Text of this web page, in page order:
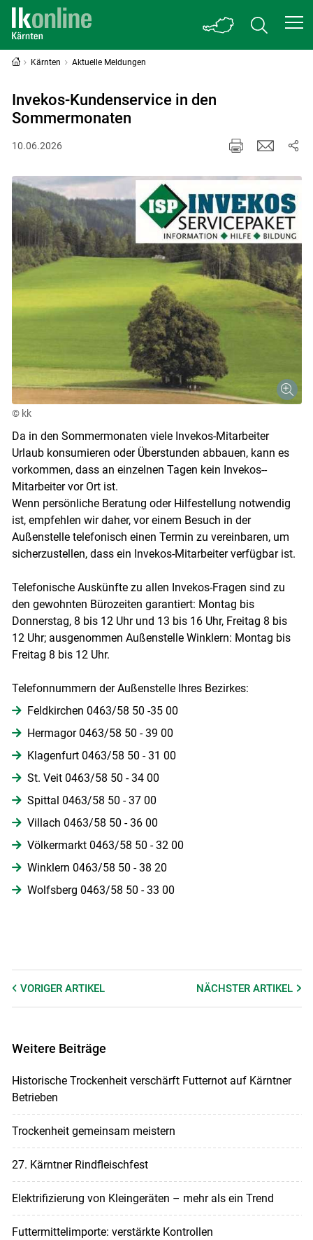
Skip to main content
Kärnten Aktuelle Meldungen
Invekos-Kundenservice in den
Sommermonaten
10.06.2026
© kk
Da in den Sommermonaten viele Invekos-Mitarbeiter
Urlaub konsumieren oder Überstunden abbauen, kann es
vorkommen, dass an einzelnen Tagen kein Invekos-­
Mitarbeiter vor Ort ist.
Wenn persönliche Beratung oder Hilfestellung notwendig
ist, empfehlen wir daher, vor einem Besuch in der
Außenstelle telefonisch einen Termin zu vereinbaren, um
sicherzustellen, dass ein Invekos-Mitarbeiter verfügbar ist.
Telefonische Auskünfte zu allen Invekos-Fragen sind zu
den gewohnten Bürozeiten garantiert: Montag bis
Donnerstag, 8 bis 12 Uhr und 13 bis 16 Uhr, Freitag 8 bis
12 Uhr; ausgenommen Außenstelle Winklern: Montag bis
Freitag 8 bis 12 Uhr.
Telefonnummern der Außenstelle Ihres Bezirkes:
Feldkirchen 0463/​58 50 -35 00
Hermagor 0463/​58 50 - 39 00
Klagenfurt 0463/58 50 - 31 00
St. Veit 0463/​58 50 - 34 00
Spittal 0463/58 50 - 37 00
Villach 0463/58 50 - 36 00
Völkermarkt 0463/​58 50 - 32 00
Winklern 0463/58 50 - 38 20
Wolfsberg 0463/​58 50 - 33 00
VORIGER ARTIKEL NÄCHSTERARTIKEL
Weitere Beiträge
Historische Trockenheit verschärft Futternot auf Kärntner
Betrieben
Trockenheit gemeinsam meistern
27. Kärntner Rindfleischfest
Elektrifizierung von Kleingeräten – mehr als ein Trend
Futtermittelimporte: verstärkte Kontrollen